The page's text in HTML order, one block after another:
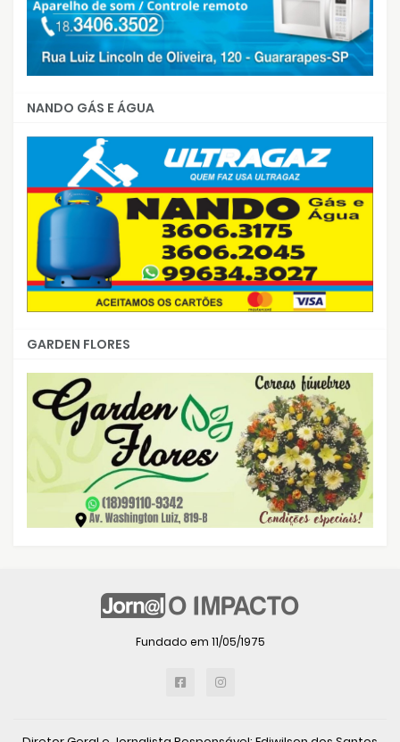
NANDO GÁS E ÁGUA
GARDEN FLORES
Fundado em 11/05/1975